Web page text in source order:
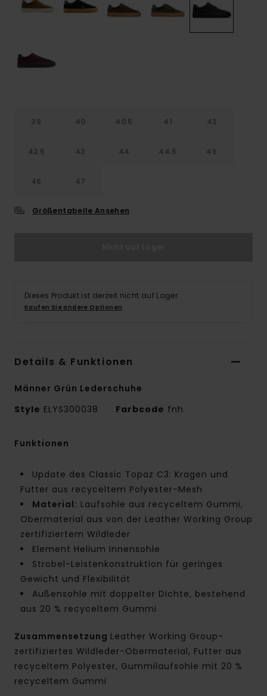
39 40 40.5 41 42
42.5 43 44 44.5 45
46 47
Größentabelle Ansehen
Dieses Produkt ist derzeit nicht auf Lager.
Kaufen Sie andere Optionen
Details & Funktionen
Männer Grün Lederschuhe
Style ELYS300038 Farbcode fnh
Funktionen
Update des Classic Topaz C3: Kragen und
Futter aus recyceltem Polyester-Mesh
Material: Laufsohle aus recyceltem Gummi,
Obermaterial aus von der Leather Working Group
zertifiziertem Wildleder
Element Helium Innensohle
Strobel-Leistenkonstruktion für geringes
Gewicht und Flexibilität
Außensohle mit doppelter Dichte, bestehend
aus 20 % recyceltem Gummi
Zusammensetzung Leather Working Group-
zertifiziertes Wildleder-Obermaterial, Futter aus
recyceltem Polyester, Gummilaufsohle mit 20 %
recyceltem Gummi